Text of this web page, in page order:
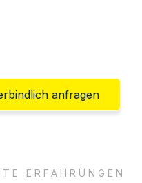
anfragen
ERFAHRUNGEN